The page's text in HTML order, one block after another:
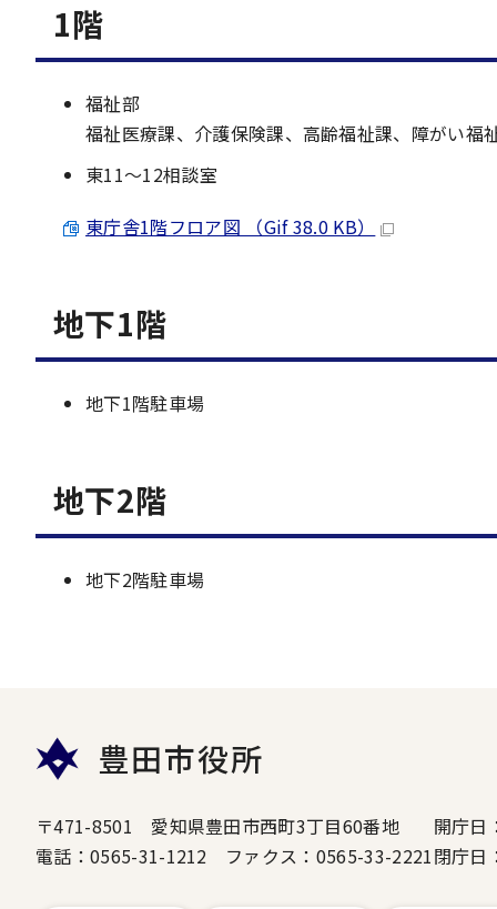
1階
福祉部
福祉医療課、介護保険課、高齢福祉課、障がい
東11～12相談室
東庁舎1階フロア図 （Gif 38.0 KB）
地下1階
地下1階駐車場
地下2階
地下2階駐車場
豊田市役所
〒471-8501 愛知県豊田市西町3丁目60番地
電話：0565-31-1212 ファクス：0565-33-2221
開庁日
閉庁日